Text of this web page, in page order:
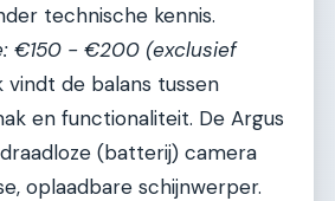
technische kennis.
€150 - €200 (exclusief
vindt de balans tussen
en functionaliteit. De Argus
(batterij) camera
oplaadbare schijnwerper.